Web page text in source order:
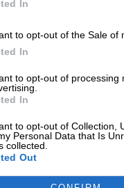
In
to opt-out of the Sale of
In
to opt-out of processing
In
to opt-out of Collection,
Personal Data that Is
collected.
Out
en el
Más